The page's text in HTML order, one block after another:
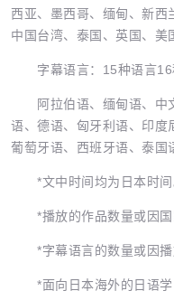
西亚、墨西哥、缅甸、新西
中国台湾、泰国、英国、美
字幕语言：15种语言16
阿拉伯语、缅甸语、中
语、德语、匈牙利语、印度
葡萄牙语、西班牙语、泰国
*文中时间均为日本时间
*播放的作品数量或因国
*字幕语言的数量或因播
*面向日本海外的日语学